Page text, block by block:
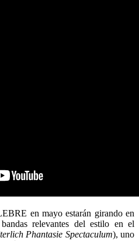
en mayo estarán girando en
relevantes del estilo en el
Phantasie Spectaculum), uno